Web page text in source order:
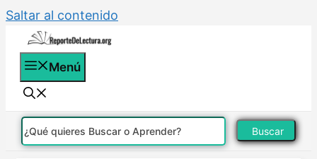
Saltar al contenido
Menú
Buscar